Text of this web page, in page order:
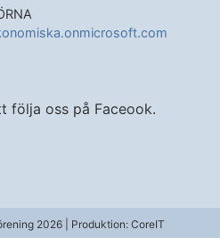
följa oss på Faceook.
2026 | Produktion: CoreIT